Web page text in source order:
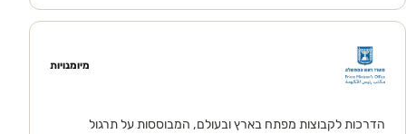
מיומנויות
הדרכות לקבוצות מפתח בארץ ובעולם, המבוססות על תרגול